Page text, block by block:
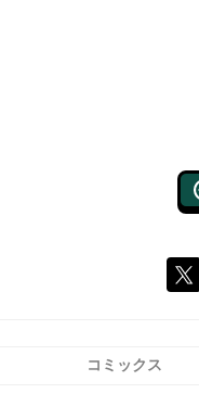
コミックス